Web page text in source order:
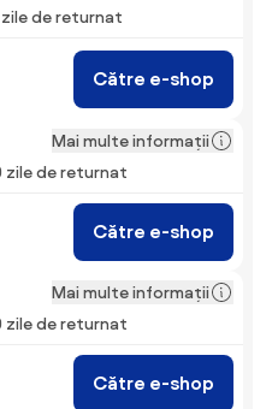
zile de returnat
Către e-shop
Mai multe informații
zile de returnat
Către e-shop
Mai multe informații
zile de returnat
Către e-shop